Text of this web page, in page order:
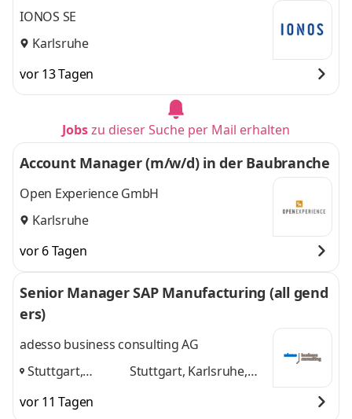
Reutlingen
IONOS SE
Karlsruhe
vor 13 Tagen
Jobszu dieser Suche per Mail erhalten
Account Manager (m/w/d) in der Baubranche
Open Experience GmbH
Karlsruhe
vor 6 Tagen
Senior Manager SAP Manufacturing (all gend
ers)
adesso business consulting AG
Stuttgart,
Walldorf,
Stuttgart, Karlsruhe,
vor 11 Tagen